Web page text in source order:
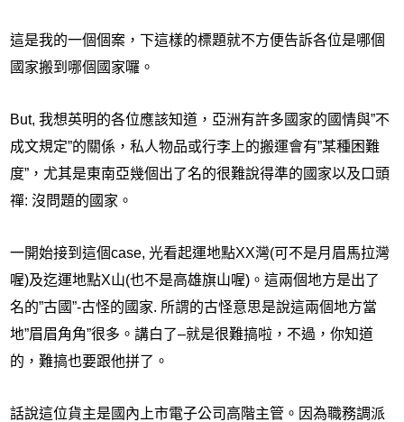
這是我的一個個案，下這樣的標題就不方便告訴各位是哪個
國家搬到哪個國家囉。
But,我想英明的各位應該知道，亞洲有許多國家的國情與”不
成文規定”的關係，私人物品或行李上的搬運會有”某種困難
度” ，尤其是東南亞幾個出了名的很難說得準的國家以及口頭
禪: 沒問題的國家。
一開始接到這個case,光看起運地點XX灣(可不是月眉馬拉灣
喔)及迄運地點X山(也不是高雄旗山喔) 。這兩個地方是出了
名的”古國”-古怪的國家. 所謂的古怪意思是說這兩個地方當
地”眉眉角角”很多。講白了–就是很難搞啦，不過，你知道
的，難搞也要跟他拼了。
話說這位貨主是國內上市電子公司高階主管。因為職務調派